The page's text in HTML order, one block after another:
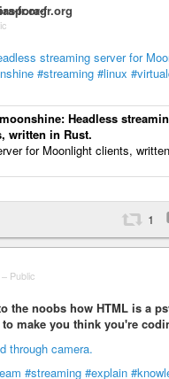
fr.org
streaming server for
#streaming #linux
Headless
written in Rust.
for Moonlight clients,
1
– Public
the noobs how HTML is a
make you think you're
#streaming #explain